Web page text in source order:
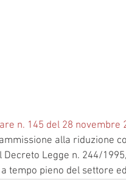
n. 145 del 28 novembre
alla riduzione
Decreto Legge n. 244/
tempo pieno del settore